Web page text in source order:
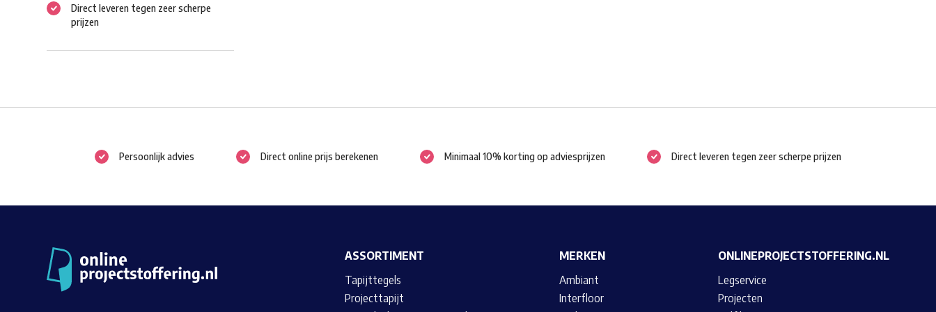
Direct leveren tegen zeer scherpe
prijzen
Persoonlijk advies Direct online prijs berekenen Minimaal 10% korting op adviesprijzen Direct leveren tegen zeer scherpe prijzen
ASSORTIMENT
Tapijttegels
Projecttapijt
MERKEN
Ambiant
Interfloor
ONLINEPROJECTSTOFFERING.NL
Legservice
Projecten